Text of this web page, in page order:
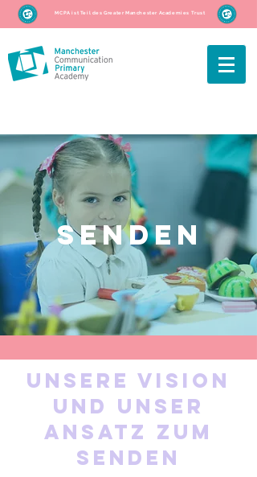
MCPA ist Teil des Greater Manchester Academies Trust
SENDEN
Unsere Vision
und unser
Ansatz zum
Senden